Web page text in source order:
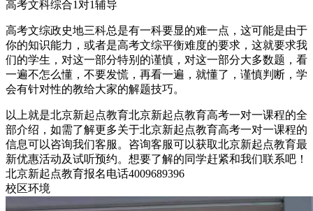
高考文科综合1对1辅导
高考文综政史地三科总是有一科要显的难一点，这可能是由于
你的知识能力，或者是高考文综平衡难度的要求，这就要求我
们的学生，对这一部分特别的谨慎，对这一部分大多数题，看
一遍不怎么懂，不要发慌，再看一遍，就懂了，谨慎判断，学
会有针对性的教给大家的解题技巧。
以上就是北京新起点教育北京新起点教育高考一对一课程的全
部介绍，如需了解更多关于北京新起点教育高考一对一课程的
信息可以咨询我们客服。咨询客服可以获取北京新起点教育最
新优惠活动及试听预约。想要了解的同学赶紧和我们联系吧！
北京新起点教育报名电话4009689396
校区环境